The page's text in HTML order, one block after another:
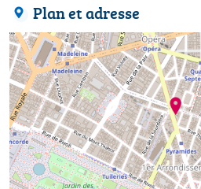
Plan et adresse